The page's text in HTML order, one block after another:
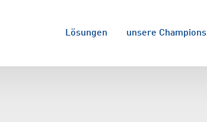
Lösungen unsere Champions